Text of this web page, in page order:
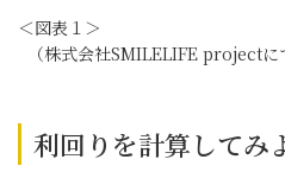
＜図表１＞
（株式会社SMILELIFE projectに
利回りを計算してみ